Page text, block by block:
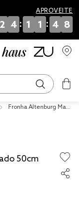
APROVEITE
2 4 : 1 1 : 4 8
Fronha Altenburg Malh
50cm